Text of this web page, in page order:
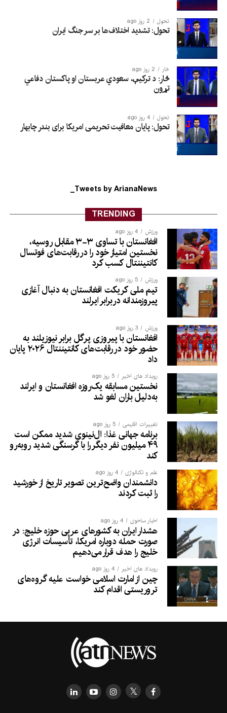
تحول 2 روز ago
تحول: تشدید اختلاف‌ها بر سر جنگ ایران
څار 2 روز ago
څار: د ترکیې، سعودي عربستان او پاکستان دفاعي
تړون
تحول 4 روز ago
تحول: پایان معافیت تحریمی امریکا برای بندر چابهار
Tweets by ArianaNews_
TRENDING
ورزش 4 روز ago
افغانستان با تساوی ۳-۳ مقابل روسیه،
نخستین امتیاز خود را در رقابت‌های فوتسال
کانتیننتال کسب کرد
ورزش 5 روز ago
تیم ملی کریکت افغانستان به دنبال آغازی
پیروزمندانه دربرابر ایرلند
ورزش 3 روز ago
افغانستان با پیروزی پرگل برابر نیوزیلند به
حضور خود در رقابت‌های کانتیننتال ۲۰۲۶ پایان
داد
رویداد های اخیر 5 روز ago
نخستین مسابقه یک‌روزه افغانستان و ایرلند
به‌دلیل باران لغو شد
تغییرات اقلیمی 5 روز ago
برنامه جهانی غذا: ال‌نینوی شدید ممکن است
۴۹ میلیون نفر دیگر را با گرسنگی شدید روبه‌رو
کند
علم و تکنالوژی 4 روز ago
دانشمندان واضح‌ترین تصویر تاریخ از خورشید
را ثبت کردند
اخبار ساحوی 4 روز ago
هشدار ایران به کشورهای عربی حوزه خلیج: در
صورت حمله دوباره امریکا، تأسیسات انرژی
خلیج را هدف قرار می‌دهیم
رویداد های اخیر 4 روز ago
چین از امارت اسلامی خواست علیه گروه‌های
تروریستی اقدام کند